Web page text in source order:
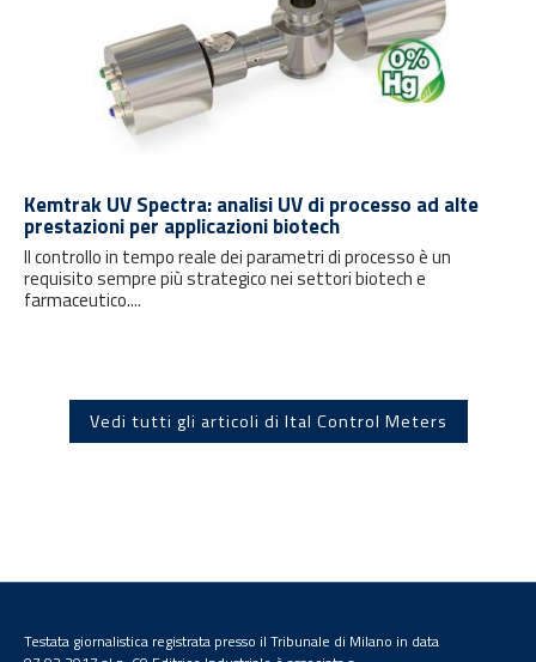
Kemtrak UV Spectra: analisi UV di processo ad alte
prestazioni per applicazioni biotech
Il controllo in tempo reale dei parametri di processo è un
requisito sempre più strategico nei settori biotech e
farmaceutico....
Vedi tutti gli articoli di Ital Control Meters
Testata giornalistica registrata presso il Tribunale di Milano in data